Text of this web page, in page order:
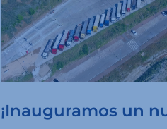
¡Inauguramos un